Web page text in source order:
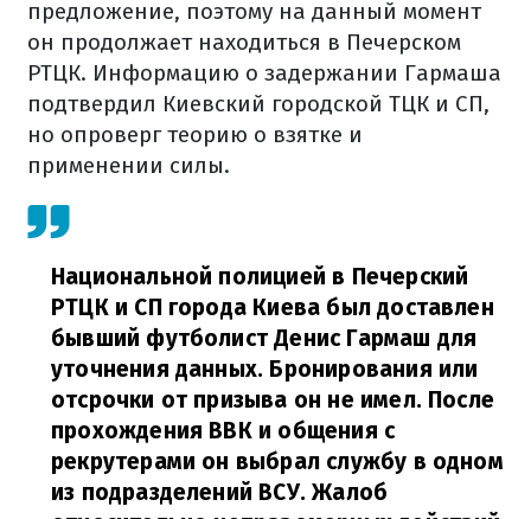
предложение, поэтому на данный момент
он продолжает находиться в Печерском
РТЦК. Информацию о задержании Гармаша
подтвердил Киевский городской ТЦК и СП,
но опроверг теорию о взятке и
применении силы.
Национальной полицией в Печерский
РТЦК и СП города Киева был доставлен
бывший футболист Денис Гармаш для
уточнения данных. Бронирования или
отсрочки от призыва он не имел. После
прохождения ВВК и общения с
рекрутерами он выбрал службу в одном
из подразделений ВСУ. Жалоб